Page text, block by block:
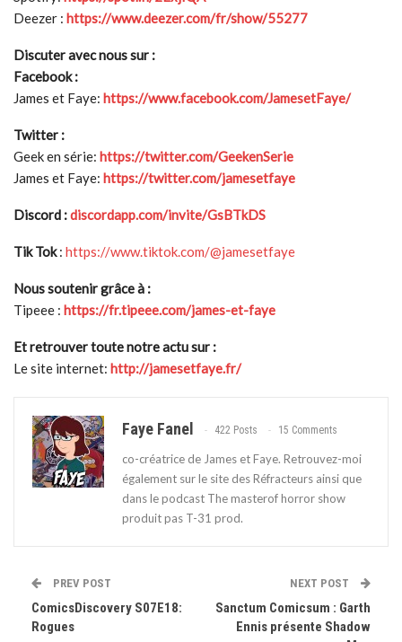
Deezer : https://www.deezer.com/fr/show/55277
Discuter avec nous sur :
Facebook :
James et Faye: https://www.facebook.com/JamesetFaye/
Twitter :
Geek en série: https://twitter.com/GeekenSerie
James et Faye: https://twitter.com/jamesetfaye
Discord :discordapp.com/invite/GsBTkDS
Tik Tok: https://www.tiktok.com/@jamesetfaye
Nous soutenir grâce à :
Tipeee : https://fr.tipeee.com/james-et-faye
Et retrouver toute notre actu sur :
Le site internet: http://jamesetfaye.fr/
Faye Fanel 422 Posts 15 Comments
co-créatrice de James et Faye. Retrouvez-moi
également sur le site des Réfracteurs ainsi que
dans le podcast The masterof horror show
produit pas T-31 prod.
PREV POST
ComicsDiscovery S07E18:
Rogues
NEXT POST
Sanctum Comicsum : Garth
Ennis présente Shadow